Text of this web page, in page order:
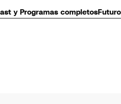
y Programas completos